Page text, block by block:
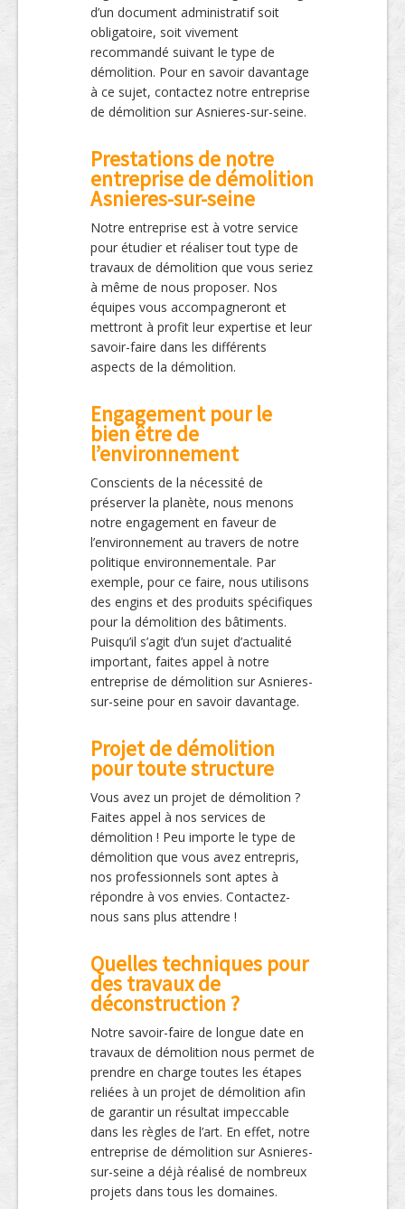
d’un document administratif soit
obligatoire, soit vivement
recommandé suivant le type de
démolition. Pour en savoir davantage
à ce sujet, contactez notre entreprise
de démolition sur Asnieres-sur-seine.
Prestations de notre
entreprise de démolition
Asnieres-sur-seine
Notre entreprise est à votre service
pour étudier et réaliser tout type de
travaux de démolition que vous seriez
à même de nous proposer. Nos
équipes vous accompagneront et
mettront à profit leur expertise et leur
savoir-faire dans les différents
aspects de la démolition.
Engagement pour le
bien être de
l’environnement
Conscients de la nécessité de
préserver la planète, nous menons
notre engagement en faveur de
l’environnement au travers de notre
politique environnementale. Par
exemple, pour ce faire, nous utilisons
des engins et des produits spécifiques
pour la démolition des bâtiments.
Puisqu’il s’agit d’un sujet d’actualité
important, faites appel à notre
entreprise de démolition sur Asnieres-
sur-seine pour en savoir davantage.
Projet de démolition
pour toute structure
Vous avez un projet de démolition ?
Faites appel à nos services de
démolition ! Peu importe le type de
démolition que vous avez entrepris,
nos professionnels sont aptes à
répondre à vos envies. Contactez-
nous sans plus attendre !
Quelles techniques pour
des travaux de
déconstruction ?
Notre savoir-faire de longue date en
travaux de démolition nous permet de
prendre en charge toutes les étapes
reliées à un projet de démolition afin
de garantir un résultat impeccable
dans les règles de l’art. En effet, notre
entreprise de démolition sur Asnieres-
sur-seine a déjà réalisé de nombreux
projets dans tous les domaines.